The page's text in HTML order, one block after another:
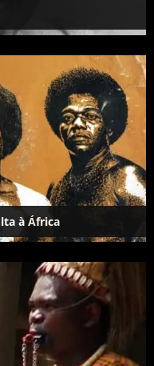
à África